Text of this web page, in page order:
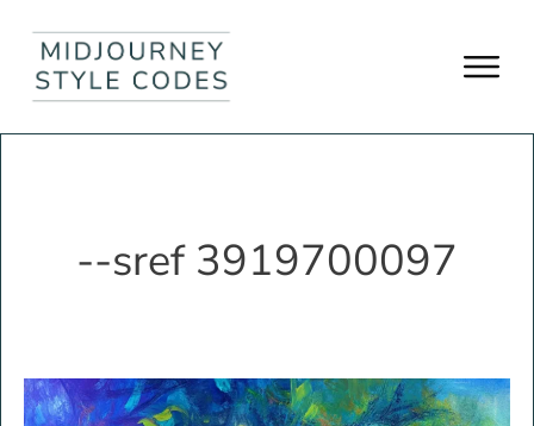
--sref 3919700097